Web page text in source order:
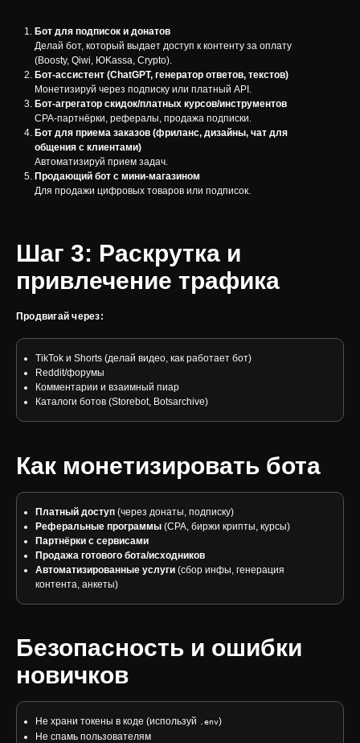
Бот для подписок и донатов
Делай бот, который выдает доступ к контенту за оплату
(Boosty, Qiwi, ЮKassa, Crypto).
Бот-ассистент (ChatGPT, генератор ответов, текстов)
Монетизируй через подписку или платный API.
Бот-агрегатор скидок/платных курсов/инструментов
CPA-партнёрки, рефералы, продажа подписки.
Бот для приема заказов (фриланс, дизайны, чат для
общения с клиентами)
Автоматизируй прием задач.
Продающий бот с мини-магазином
Для продажи цифровых товаров или подписок.
Шаг 3: Раскрутка и
привлечение трафика
Продвигай через:
TikTok и Shorts (делай видео, как работает бот)
Reddit/форумы
Комментарии и взаимный пиар
Каталоги ботов (Storebot, Botsarchive)
Как монетизировать бота
Платный доступ(через донаты, подписку)
Реферальные программы(CPA, биржи крипты, курсы)
Партнёрки с сервисами
Продажа готового бота/исходников
Автоматизированные услуги(сбор инфы, генерация
контента, анкеты)
Безопасность и ошибки
новичков
Не храни токены в коде (используй .env)
Не спамь пользователям